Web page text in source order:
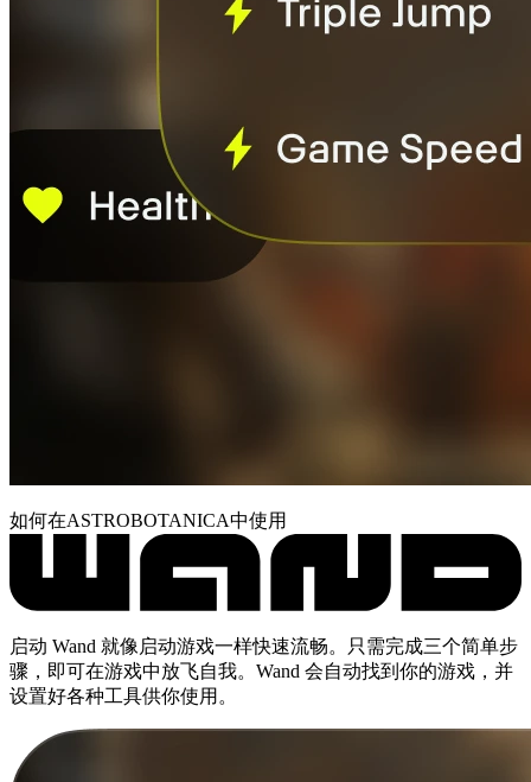
如何在ASTROBOTANICA中使用
启动 Wand 就像启动游戏一样快速流畅。只需完成三个简单步
骤，即可在游戏中放飞自我。Wand 会自动找到你的游戏，并
设置好各种工具供你使用。